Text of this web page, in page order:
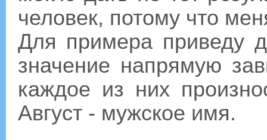
человек, потому что
Для примера приведу
значение напрямую
каждое из них
Август - мужское имя.